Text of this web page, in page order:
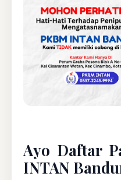
Ayo Daftar
INTAN